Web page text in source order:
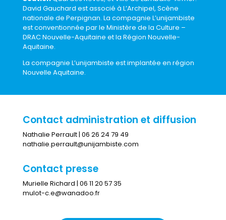
David Gauchard est associé à L’Archipel, Scène
nationale de Perpignan. La compagnie L’unijambiste
est conventionnée par le Ministère de la Culture –
DRAC Nouvelle-Aquitaine et la Région Nouvelle-
Aquitaine.
La compagnie L’unijambiste est implantée en région
Nouvelle Aquitaine.
Contact administration et diffusion
Nathalie Perrault | 06 26 24 79 49
nathalie.perrault@unijambiste.com
Contact presse
Murielle Richard | 06 11 20 57 35
mulot-c.e@wanadoo.fr